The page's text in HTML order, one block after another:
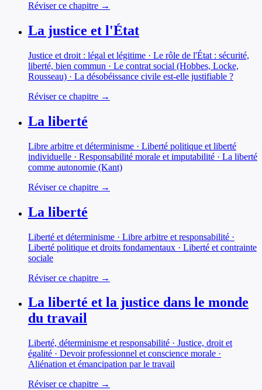
Réviser ce chapitre →
La justice et l'État
Justice et droit : légal et légitime · Le rôle de l'État : sécurité,
liberté, bien commun · Le contrat social (Hobbes, Locke,
Rousseau) · La désobéissance civile est-elle justifiable ?
Réviser ce chapitre →
La liberté
Libre arbitre et déterminisme · Liberté politique et liberté
individuelle · Responsabilité morale et imputabilité · La liberté
comme autonomie (Kant)
Réviser ce chapitre →
La liberté
Liberté et déterminisme · Libre arbitre et responsabilité ·
Liberté politique et droits fondamentaux · Liberté et contrainte
sociale
Réviser ce chapitre →
La liberté et la justice dans le monde
du travail
Liberté, déterminisme et responsabilité · Justice, droit et
égalité · Devoir professionnel et conscience morale ·
Aliénation et émancipation par le travail
Réviser ce chapitre →